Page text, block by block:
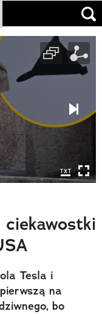
Tesla i
na
bo